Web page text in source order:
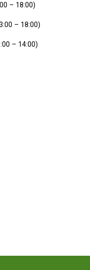
– 18:00)
– 18:00)
– 14:00)